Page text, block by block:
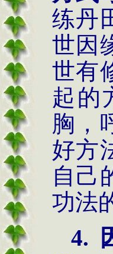
练丹
世因
世有
起的
胸，
好方
自己
功法
4.